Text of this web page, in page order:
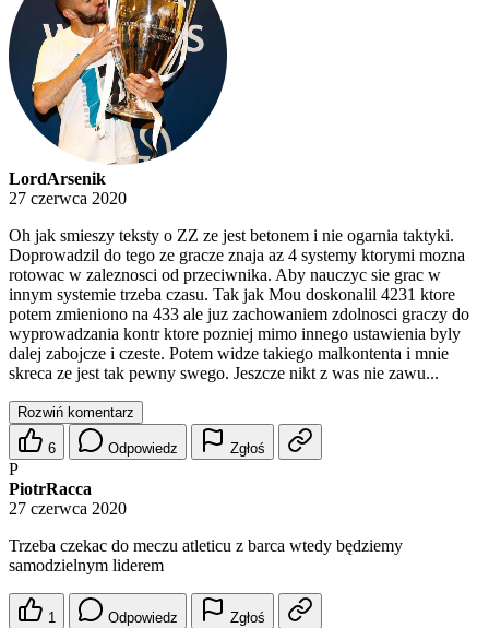
LordArsenik
27 czerwca 2020
Oh jak smieszy teksty o ZZ ze jest betonem i nie ogarnia taktyki.
Doprowadzil do tego ze gracze znaja az 4 systemy ktorymi mozna
rotowac w zaleznosci od przeciwnika. Aby nauczyc sie grac w
innym systemie trzeba czasu. Tak jak Mou doskonalil 4231 ktore
potem zmieniono na 433 ale juz zachowaniem zdolnosci graczy do
wyprowadzania kontr ktore pozniej mimo innego ustawienia byly
dalej zabojcze i czeste. Potem widze takiego malkontenta i mnie
skreca ze jest tak pewny swego. Jeszcze nikt z was nie zawu...
Rozwiń komentarz
6 Odpowiedz Zgłoś
P
PiotrRacca
27 czerwca 2020
Trzeba czekac do meczu atleticu z barca wtedy będziemy
samodzielnym liderem
1 Odpowiedz Zgłoś